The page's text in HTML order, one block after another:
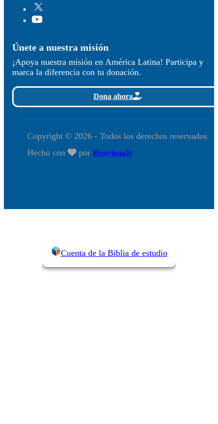
Únete a nuestra misión
¡Apoya nuestra misión en América Latina! Participa y
marca la diferencia con tu donación.
Dona ahora
Copyright © 2026 - Todos los derechos reservados
Hecho con
porBrovisuals
Cuenta de la Biblia de estudio